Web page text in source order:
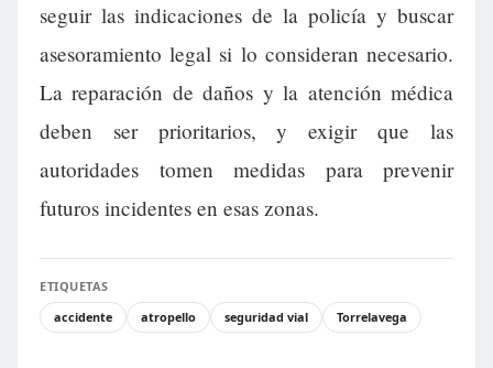
seguir las indicaciones de la policía y buscar
asesoramiento legal si lo consideran necesario.
La reparación de daños y la atención médica
deben ser prioritarios, y exigir que las
autoridades tomen medidas para prevenir
futuros incidentes en esas zonas.
ETIQUETAS
accidente
atropello seguridad vial Torrelavega